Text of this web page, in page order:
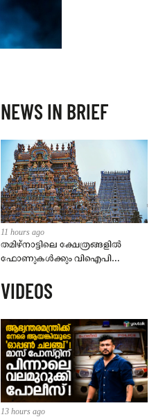
NEWS IN BRIEF
11 hours ago
തമിഴ്‌നാട്ടിലെ ക്ഷേത്രങ്ങളിൽ
ഫോണുകൾക്കും വിഐപി
സെപ്റ്റംബർ 1 മുതൽ നിലവിൽ
വരും
VIDEOS
13 hours ago